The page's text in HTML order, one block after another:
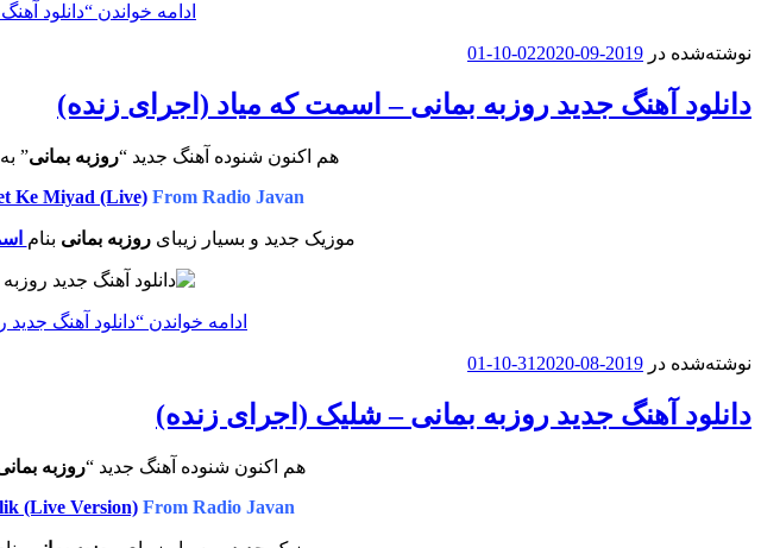
ادامه خواندن “دانلود
نوشته‌شده در 2019-09-02
2020-10-01
دانلود آهنگ جدید روزبه بمانی – اسمت که میاد (اجرای زنده)
هم اکنون شنوده آهنگ جدید “روزبه بمانی”
Ke Miyad (Live)From Radio Javan
موزیک جدید و بسیار زیبای روزبه بمانی بنام
ادامه خواندن “دانلود آهنگ
نوشته‌شده در 2019-08-31
2020-10-01
دانلود آهنگ جدید روزبه بمانی – شلیک (اجرای زنده)
هم اکنون شنوده آهنگ جدید “روزبه
(Live Version) From Radio Javan